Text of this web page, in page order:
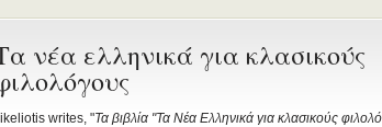
νέα ελληνικά για κλασικούς
writes, "Τα βιβλία "Τα Νέα Ελληνικά για κλασικούς